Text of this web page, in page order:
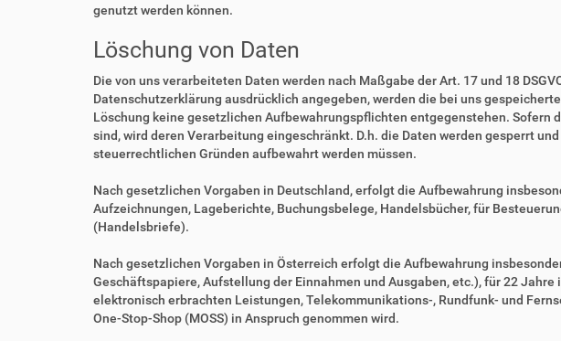
genutzt werden können.
Löschung von Daten
Die von uns verarbeiteten Daten werden nach Maßgabe der Art. 17 und 18
Datenschutzerklärung ausdrücklich angegeben, werden die bei uns
Löschung keine gesetzlichen Aufbewahrungspflichten entgegenstehen.
sind, wird deren Verarbeitung eingeschränkt. D.h. die Daten werden gesperrt
steuerrechtlichen Gründen aufbewahrt werden müssen.
Nach gesetzlichen Vorgaben in Deutschland, erfolgt die Aufbewahrung
Aufzeichnungen, Lageberichte, Buchungsbelege, Handelsbücher, für
(Handelsbriefe).
Nach gesetzlichen Vorgaben in Österreich erfolgt die Aufbewahrung
Geschäftspapiere, Aufstellung der Einnahmen und Ausgaben, etc.), für 22
elektronisch erbrachten Leistungen, Telekommunikations-, Rundfunk- und
One-Stop-Shop (MOSS) in Anspruch genommen wird.